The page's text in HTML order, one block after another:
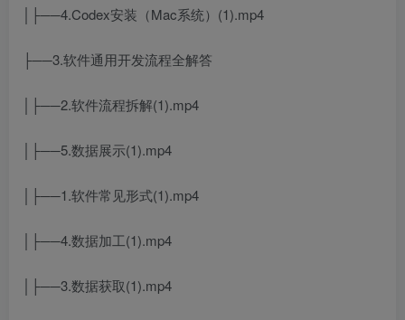
│├──4.Codex安装（Mac系统）(1).mp4
├──3.软件通用开发流程全解答
│├──2.软件流程拆解(1).mp4
│├──5.数据展示(1).mp4
│├──1.软件常见形式(1).mp4
│├──4.数据加工(1).mp4
│├──3.数据获取(1).mp4